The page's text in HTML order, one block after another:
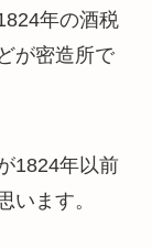
年の酒税
が密造所で
1824年以前
います。